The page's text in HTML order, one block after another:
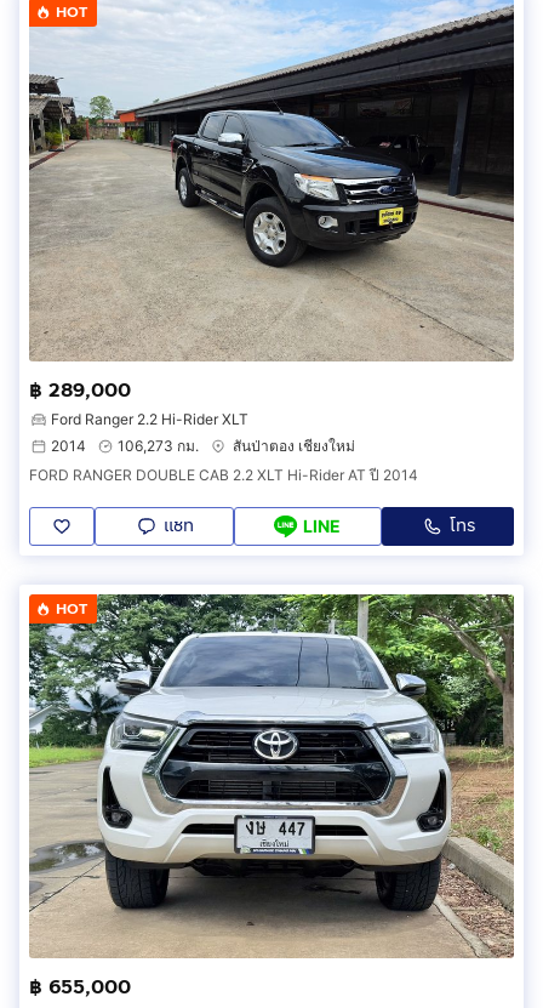
HOT
฿ 289,000
Ford Ranger 2.2 Hi-Rider XLT
2014
106,273 กม.
สันป่าตอง เชียงใหม่
FORD RANGER DOUBLE CAB 2.2 XLT Hi-Rider AT ปี 2014
แชท LINE โทร
HOT
฿ 655,000